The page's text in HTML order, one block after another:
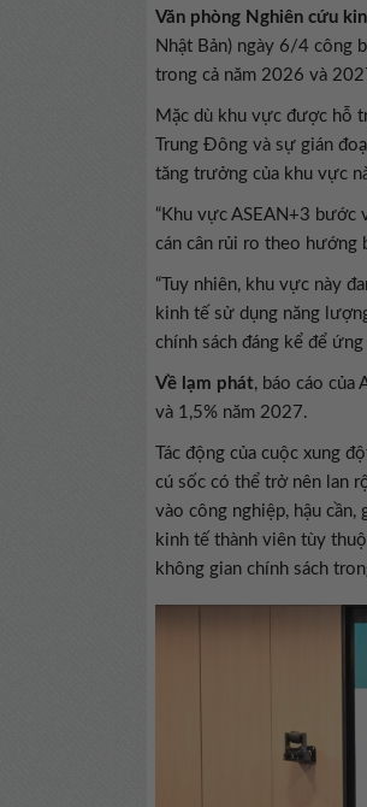
Văn phòng Nghiên cứu
Nhật Bản) ngày 6/4 công
trong cả năm 2026 và
Mặc dù khu vực được hỗ
Trung Đông và sự gián
tăng trưởng của khu vực
“Khu vực ASEAN+3
cán cân rủi ro theo hướng
“Tuy nhiên, khu vực này
kinh tế sử dụng năng
chính sách đáng kể để
Về lạm phát, báo cáo của
và 1,5% năm 2027.
Tác động của cuộc xung
cú sốc có thể trở nên lan
vào công nghiệp, hậu
kinh tế thành viên tùy
không gian chính sách